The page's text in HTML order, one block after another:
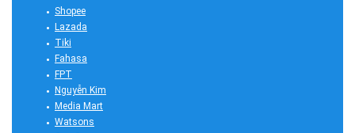
Shopee
Lazada
Tiki
Fahasa
FPT
Nguyễn Kim
Media Mart
Watsons